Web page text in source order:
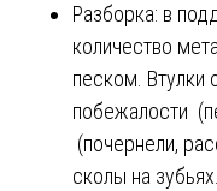
Разборка: в
количество
песком. Втулки
побежалости
(почернели,
сколы на зубьях.